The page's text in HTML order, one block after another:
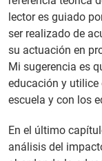
lector es guiado
ser realizado de
su actuación en
Mi sugerencia es
educación y
escuela y con los
En el último
análisis del